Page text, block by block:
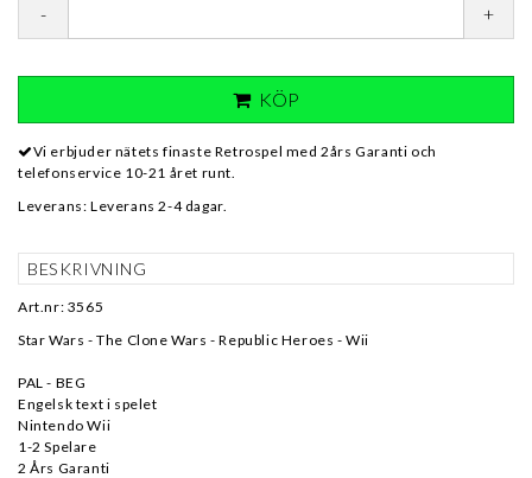
- +
KÖP
Vi erbjuder nätets finaste Retrospel med 2års Garanti och
telefonservice 10-21 året runt.
Leverans: Leverans 2-4 dagar.
BESKRIVNING
Art.nr: 3565
Star Wars - The Clone Wars - Republic Heroes - Wii
PAL - BEG
Engelsk text i spelet
Nintendo Wii
1-2 Spelare
2 Års Garanti